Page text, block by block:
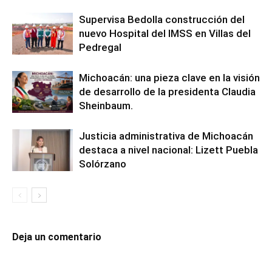
Supervisa Bedolla construcción del
nuevo Hospital del IMSS en Villas del
Pedregal
Michoacán: una pieza clave en la visión
de desarrollo de la presidenta Claudia
Sheinbaum.
Justicia administrativa de Michoacán
destaca a nivel nacional: Lizett Puebla
Solórzano
Deja un comentario